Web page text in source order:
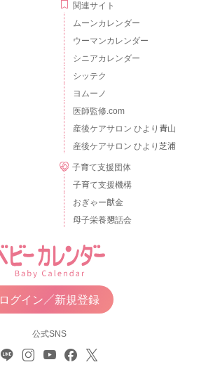
関連サイト
ムーンカレンダー
ウーマンカレンダー
シニアカレンダー
シッテク
ヨムーノ
医師監修.com
産後ケアサロン ひより青山
産後ケアサロン ひより芝浦
子育て支援団体
子育て支援機構
おぎゃー献金
母子栄養懇話会
ログイン／新規登録
公式SNS